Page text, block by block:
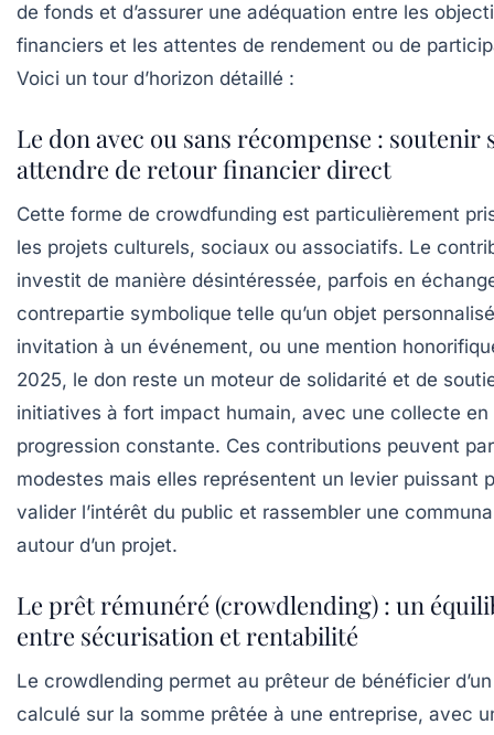
de fonds et d’assurer une adéquation entre les
financiers et les attentes de rendement ou de
Voici un tour d’horizon détaillé :
Le don avec ou sans récompense : soutenir
attendre de retour financier direct
Cette forme de crowdfunding est particulièrement
les projets culturels, sociaux ou associatifs. Le
investit de manière désintéressée, parfois en
contrepartie symbolique telle qu’un objet
invitation à un événement, ou une mention
2025, le don reste un moteur de solidarité et de
initiatives à fort impact humain, avec une collecte en
progression constante. Ces contributions peuvent
modestes mais elles représentent un levier puissant
valider l’intérêt du public et rassembler une
autour d’un projet.
Le prêt rémunéré (crowdlending) : un
entre sécurisation et rentabilité
Le crowdlending permet au prêteur de bénéficier
calculé sur la somme prêtée à une entreprise, avec